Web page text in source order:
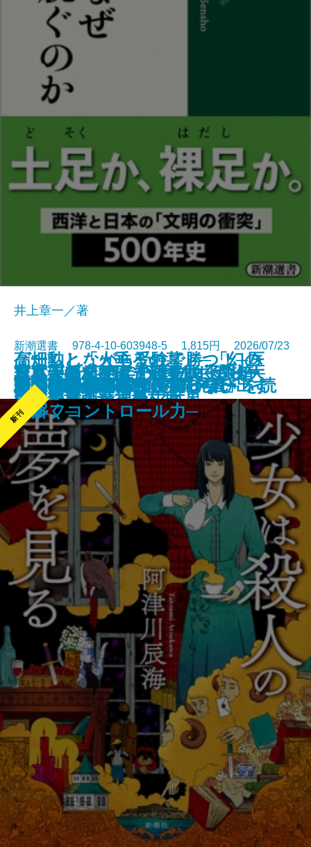
蕪村─「日常の美」の発見者─
日本人の精神II 「おのずから」
の歴史意識
志度寺 千四百年の歴史の玉手箱─
四国霊場八十六番札所─
若冲、川を下る
水平と垂直
萩尾望都スケッチ画集III─「トー
マの心臓」とドラマ世界─
はじまりのスープ、夏ゼリー
おにがわらう
ローマ物語
日本人はなぜ家で靴を脱ぐのか─
土足禁止の精神史─
井上章一／著
新潮選書 978-4-10-603948-5 1,815円 2026/07/23
書籍電子書籍あり
新刊
少女は殺人の夢を見る
ゲームしながら受験で勝つ！─医
師が教える子どもが自ら学び出す
セルフコントロール力─
丹心／まごころ
夏帆─The Tale of KAHO─
朱天の都
おつむの良い子は長居しない
高畑勲と「火垂るの墓」─「幻の
脚本」と「7冊の構想ノート」を読
み解く─
ハロー、ベイビー
写真があってよかった。─森山大
道伝─
文藝年鑑 2026